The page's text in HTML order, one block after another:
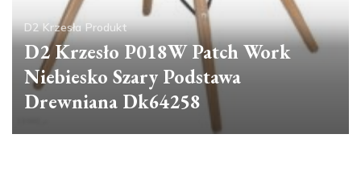
D2 Krzesła Produkt
D2 Krzesło P018W Patch Work
Niebiesko Szary Podstawa
Drewniana Dk64258